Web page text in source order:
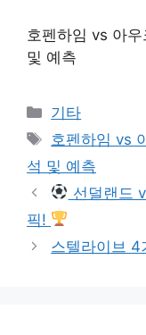
호펜하임 vs 아
및 예측
Categories
기타
Tags
호펜하임 vs
석 및 예측
선덜랜드
픽!
스텔라이브 4